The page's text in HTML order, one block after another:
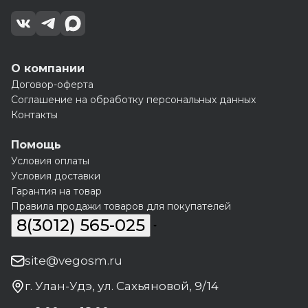
О компании
Договор-оферта
Соглашение на обработку персональных данных
Контакты
Помощь
Условия оплаты
Условия доставки
Гарантия на товар
Правила продажи товаров для покупателей
8(3012) 565-025
site@vegosm.ru
г. Улан-Удэ, ул. Сахьяновой, 9/14